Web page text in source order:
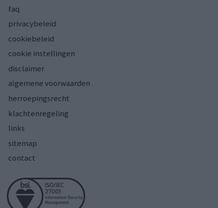
faq
privacybeleid
cookiebeleid
cookie instellingen
disclaimer
algemene voorwaarden
herroepingsrecht
klachtenregeling
links
sitemap
contact